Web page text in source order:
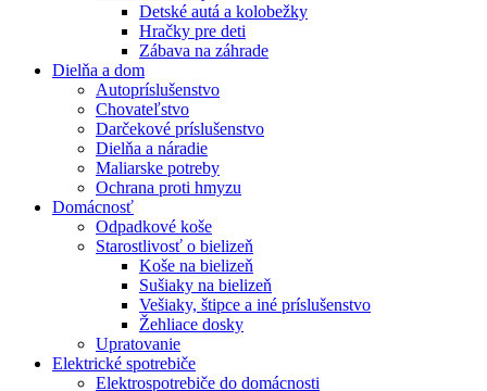
Detské autá a kolobežky
Hračky pre deti
Zábava na záhrade
Dielňa a dom
Autopríslušenstvo
Chovateľstvo
Darčekové príslušenstvo
Dielňa a náradie
Maliarske potreby
Ochrana proti hmyzu
Domácnosť
Odpadkové koše
Starostlivosť o bielizeň
Koše na bielizeň
Sušiaky na bielizeň
Vešiaky, štipce a iné príslušenstvo
Žehliace dosky
Upratovanie
Elektrické spotrebiče
Elektrospotrebiče do domácnosti